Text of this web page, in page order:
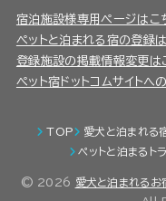
宿泊施設様専用ページはこ
ペットと泊まれる宿の登録
登録施設の掲載情報変更は
ペット宿ドットコムサイト
TOP 愛犬と泊まれる
ペットと泊まるト
© 2026
愛犬と泊まれるお